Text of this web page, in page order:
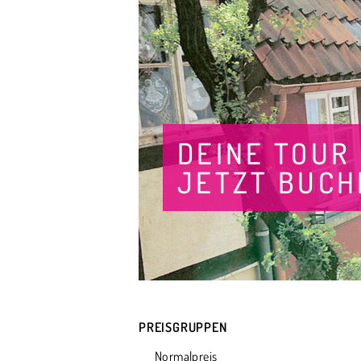
DEINE TOUR
JETZT
PREISGRUPPEN
Normalpreis